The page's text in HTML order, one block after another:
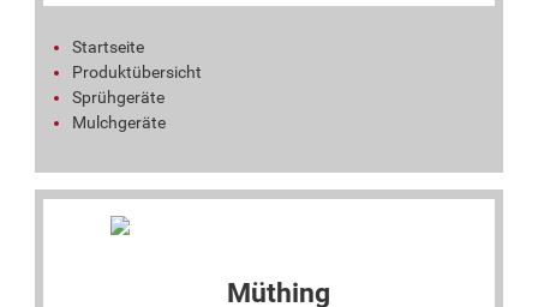
Startseite
Produktübersicht
Sprühgeräte
Mulchgeräte